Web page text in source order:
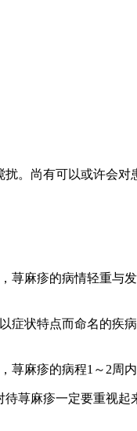
。尚有可以或许会
麻疹的病情轻重与
症状特点而命名的疾
麻疹的病程1～2周内
荨麻疹一定要重视起